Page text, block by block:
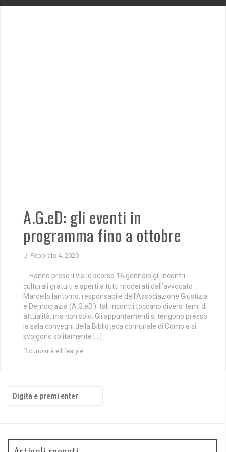
A.G.eD: gli eventi in
programma fino a ottobre
Febbraio 4, 2020
Hanno preso il via lo scorso 16 gennaio gli incontri
culturali gratuiti e aperti a tutti moderati dall’avvocato
Marcello Iantorno, responsabile dell’Associazione Giustizia
e Democrazia (A.G.eD.); tali incontri toccano diversi temi di
attualità, ma non solo. Gli appuntamenti si tengono presso
la sala convegni della Biblioteca comunale di Como e si
svolgono solitamente […]
curiosità e lifestyle